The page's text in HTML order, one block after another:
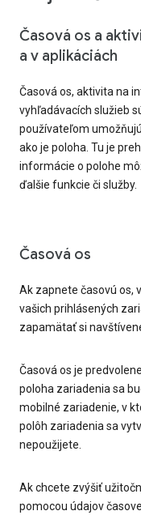
Časová os a
a v aplikáciách
Časová os, aktivita na
vyhľadávacích služieb
používateľom
ako je poloha. Tu je
informácie o polohe
ďalšie funkcie či služby.
Časová os
Ak zapnete časovú os,
vašich prihlásených
zapamätať si
Časová os je
poloha zariadenia sa
mobilné zariadenie, v
polôh zariadenia sa
nepoužijete.
Ak chcete zvýšiť
pomocou údajov